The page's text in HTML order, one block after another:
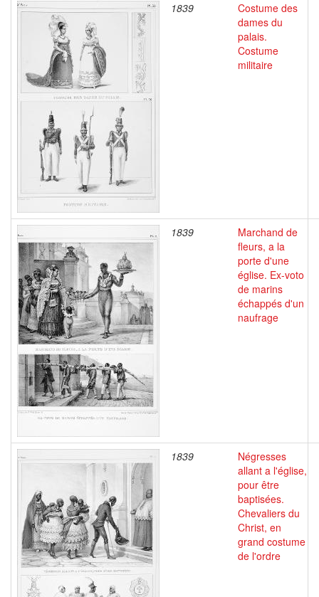
1839
Costume des
dames du
palais.
Costume
militaire
1839
Marchand de
fleurs, a la
porte d'une
église. Ex-voto
de marins
échappés d'un
naufrage
1839
Négresses
allant a l'église,
pour être
baptisées.
Chevaliers du
Christ, en
grand costume
de l'ordre